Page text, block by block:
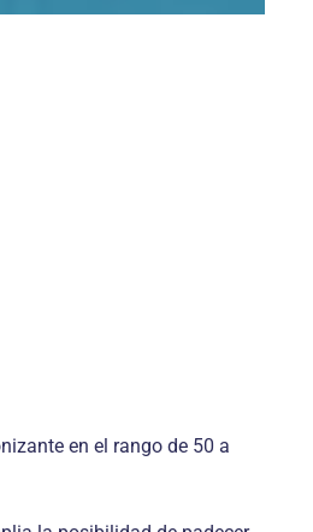
en el rango de 50 a